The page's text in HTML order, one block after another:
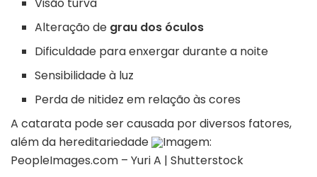
Alteração de grau dos óculos
Dificuldade para enxergar durante a noite
Sensibilidade à luz
Perda de nitidez em relação às cores
A catarata pode ser causada por diversos fatores,
além da hereditariedade
Imagem:
PeopleImages.com – Yuri A | Shutterstock